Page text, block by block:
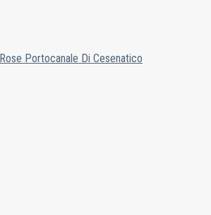
Portocanale Di Cesenatico